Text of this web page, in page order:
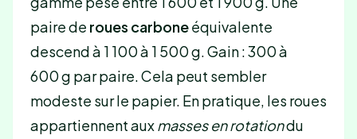
paire de roues carboneéquivalente
descend à 1 100 à 1 500 g. Gain : 300 à
600 g par paire. Cela peut sembler
modeste sur le papier. En pratique, les roues
appartiennent aux masses en rotationdu